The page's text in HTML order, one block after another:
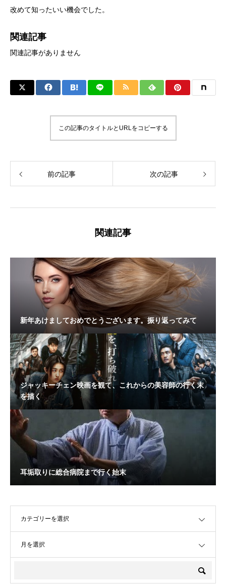
改めて知ったいい機会でした。
関連記事
関連記事がありません
この記事のタイトルとURLをコピーする
前の記事 次の記事
関連記事
新年あけましておめでとうございます。振り返ってみて
ジャッキーチェン映画を観て、これからの美容師の行く末
を描く
耳垢取りに総合病院まで行く始末